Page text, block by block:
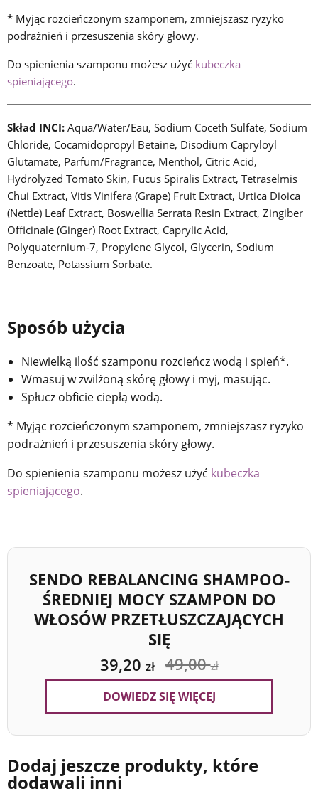
* Myjąc rozcieńczonym szamponem, zmniejszasz ryzyko
podrażnień i przesuszenia skóry głowy.
Do spienienia szamponu możesz użyć kubeczka
spieniającego.
Skład INCI: Aqua/Water/Eau, Sodium Coceth Sulfate, Sodium
Chloride, Cocamidopropyl Betaine, Disodium Capryloyl
Glutamate, Parfum/Fragrance, Menthol, Citric Acid,
Hydrolyzed Tomato Skin, Fucus Spiralis Extract, Tetraselmis
Chui Extract, Vitis Vinifera (Grape) Fruit Extract, Urtica Dioica
(Nettle) Leaf Extract, Boswellia Serrata Resin Extract, Zingiber
Officinale (Ginger) Root Extract, Caprylic Acid,
Polyquaternium-7, Propylene Glycol, Glycerin, Sodium
Benzoate, Potassium Sorbate.
Sposób użycia
Niewielką ilość szamponu rozcieńcz wodą i spień*.
Wmasuj w zwilżoną skórę głowy i myj, masując.
Spłucz obficie ciepłą wodą.
* Myjąc rozcieńczonym szamponem, zmniejszasz ryzyko
podrażnień i przesuszenia skóry głowy.
Do spienienia szamponu możesz użyć kubeczka
spieniającego.
SENDO REBALANCING SHAMPOO-
ŚREDNIEJ MOCY SZAMPON DO
WŁOSÓW PRZETŁUSZCZAJĄCYCH
SIĘ
39,20 zł 49,00zł
DOWIEDZ SIĘ WIĘCEJ
Dodaj jeszcze produkty, które
dodawali inni